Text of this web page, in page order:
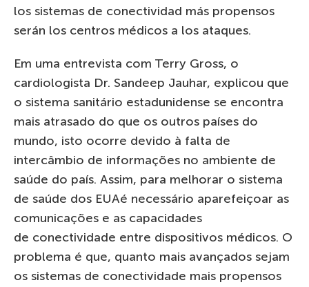
los sistemas de conectividad más propensos
serán los centros médicos a los ataques.
Em uma entrevista com Terry Gross, o
cardiologista Dr. Sandeep Jauhar, explicou que
o sistema sanitário estadunidense se encontra
mais atrasado do que os outros países do
mundo, isto ocorre devido à falta de
intercâmbio de informações no ambiente de
saúde do país. Assim, para melhorar o sistema
de saúde dos EUAé necessário aparefeiçoar as
comunicações e as capacidades
de conectividade entre dispositivos médicos. O
problema é que, quanto mais avançados sejam
os sistemas de conectividade mais propensos